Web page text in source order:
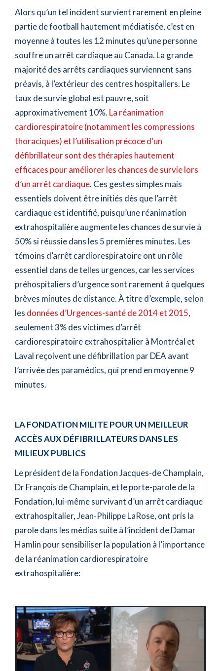
Alors qu’un tel incident survient rarement en pleine
partie de football hautement médiatisée, c’est en
moyenne à toutes les 12 minutes qu’une personne
souffre un arrêt cardiaque au Canada. La grande
majorité des arrêts cardiaques surviennent sans
préavis, à l’extérieur des centres hospitaliers. Le
taux de survie global est pauvre, soit
approximativement 10%. La réanimation
cardiorespiratoire (notamment les compressions
thoraciques) et l’utilisation précoce d’un
défibrillateur sont des thérapies hautement
efficaces pour améliorer les chances de survie lors
d’un arrêt cardiaque. Ces gestes simples mais
essentiels doivent être initiés dès que l’arrêt
cardiaque est identifié, puisqu’une réanimation
extrahospitalière augmente les chances de survie à
50% si réussie dans les 5 premières minutes. Les
témoins d’arrêt cardiorespiratoire ont un rôle
essentiel dans de telles urgences, car les services
préhospitaliers d’urgence sont rarement à quelques
brèves minutes de distance. À titre d’exemple, selon
les données d’Urgences-santé de 2014 et 2015,
seulement 3% des victimes d’arrêt
cardiorespiratoire extrahospitalier à Montréal et
Laval reçoivent une défibrillation par DEA avant
l’arrivée des paramédics, qui prend en moyenne 9
minutes.
LA FONDATION MILITE POUR UN MEILLEUR
ACCÈS AUX DÉFIBRILLATEURS DANS LES
MILIEUX PUBLICS
Le président de la Fondation Jacques-de Champlain,
Dr François de Champlain, et le porte-parole de la
Fondation, lui-même survivant d’un arrêt cardiaque
extrahospitalier, Jean-Philippe LaRose, ont pris la
parole dans les médias suite à l’incident de Damar
Hamlin pour sensibiliser la population à l’importance
de la réanimation cardiorespiratoire
extrahospitalière: